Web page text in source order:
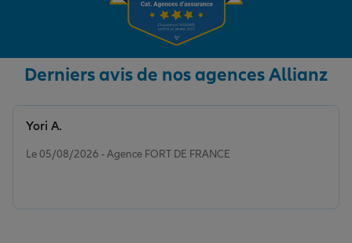
Derniers avis de nos agences Allianz
Le 05/08/2026 - Agence FORT DE FRANCE
Yori A.